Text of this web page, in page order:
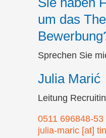
um das
Sprechen Sie
Julia Marić
Leitung
0511 696848-53
julia-maric [at]